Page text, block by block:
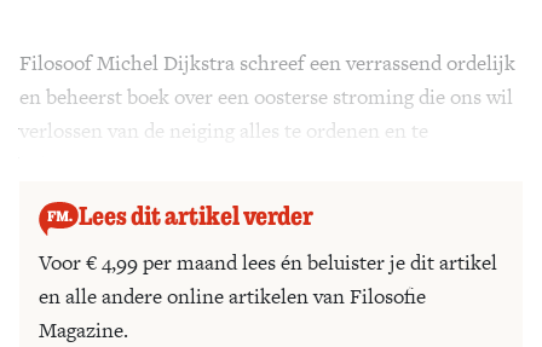
Zoek
Filosoof Michel Dijkstra schreef een verrassend ordelijk
en beheerst boek over een oosterse stroming die ons wil
verlossen van de neiging alles te ordenen en te
Lees dit artikel verder
Voor € 4,99 per maand lees én beluister je dit artikel
en alle andere online artikelen van Filosofie
Magazine.